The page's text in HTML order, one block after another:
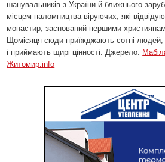
шанувальників з України й ближнього
місцем паломництва віруючих, які
монастир, заснований першими
Щомісяця сюди приїжджають сотні
і приймають щирі цінності. Джерело:
Житомир.info